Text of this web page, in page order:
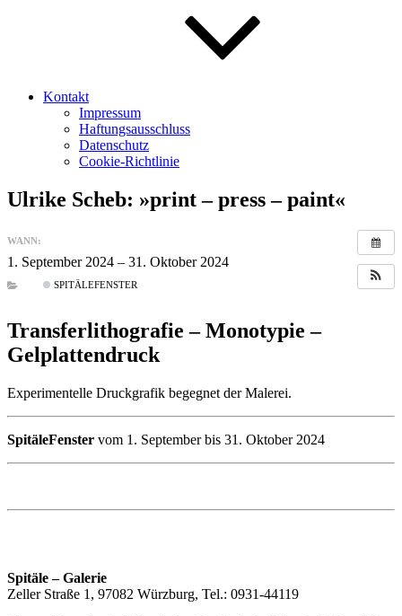
Kontakt
Impressum
Haftungsausschluss
Datenschutz
Cookie-Richtlinie
Ulrike Scheb: »print – press – paint«
WANN:
1. September 2024 – 31. Oktober 2024
SPITÄLEFENSTER
Transferlithografie – Monotypie –
Gelplattendruck
Experimentelle Druckgrafik begegnet der Malerei.
SpitäleFenster vom 1. September bis 31. Oktober 2024
Spitäle – Galerie
Zeller Straße 1, 97082 Würzburg, Tel.: 0931-44119